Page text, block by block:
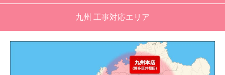
メールだとは知らず、確認できなかった。
エアコンが２００V対応型だが、同じ２００Vでも
業務用なのでコンセントの形状が違い、途中で工
事業者が買いに行く始末。注文時に形状の確認も
九州 工事対応エリア